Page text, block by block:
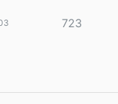
723